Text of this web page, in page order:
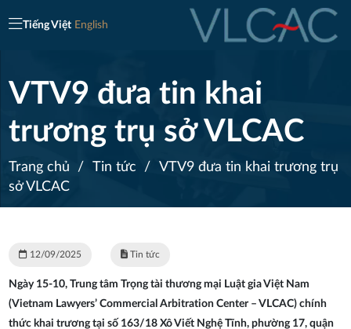
Tiếng Việt English
VTV9 đưa tin khai
trương trụ sở VLCAC
Trang chủ / Tin tức /
VTV9 đưa tin khai trương trụ
sở VLCAC
12/09/2025 Tin tức
Ngày 15-10, Trung tâm Trọng tài thương mại Luật gia Việt Nam
(Vietnam Lawyers’ Commercial Arbitration Center – VLCAC) chính
thức khai trương tại số 163/18 Xô Viết Nghệ Tĩnh, phường 17, quận